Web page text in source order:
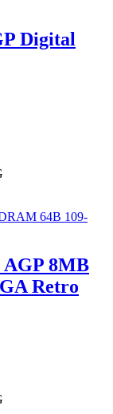
Digital
8MB
Retro